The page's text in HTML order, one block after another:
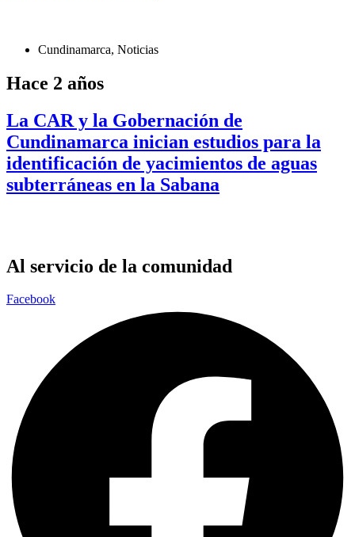
Cundinamarca, Noticias
Hace 2 años
La CAR y la Gobernación de
Cundinamarca inician estudios para la
identificación de yacimientos de aguas
subterráneas en la Sabana
Al servicio de la comunidad
Facebook